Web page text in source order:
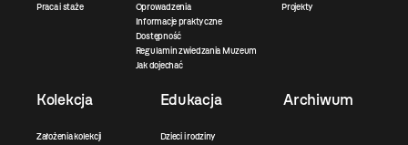
Praca i staże
Oprowadzenia
Informacje praktyczne
Dostępność
Regulamin zwiedzania Muzeum
Jak dojechać
Projekty
Kolekcja
Założenia kolekcji
Edukacja
Dzieci i rodziny
Archiwum